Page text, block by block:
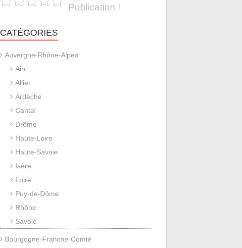
Publication !
CATÉGORIES
Auvergne-Rhône-Alpes
Ain
Allier
Ardèche
Cantal
Drôme
Haute-Loire
Haute-Savoie
Isère
Loire
Puy-de-Dôme
Rhône
Savoie
Bourgogne-Franche-Comté